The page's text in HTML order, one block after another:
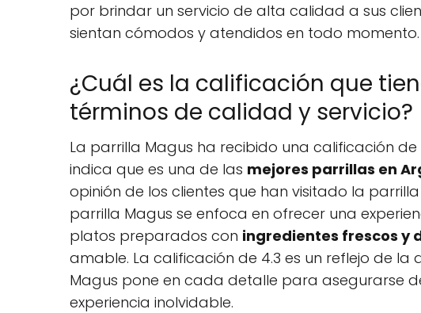
por brindar un servicio de alta calidad a sus
sientan cómodos y atendidos en todo momento.
¿Cuál es la calificación que
términos de calidad y servicio?
La parrilla Magus ha recibido una calificación de
indica que es una de las mejores parrillas en
opinión de los clientes que han visitado la
parrilla Magus se enfoca en ofrecer una
platos preparados con ingredientes frescos y
amable. La calificación de 4.3 es un reflejo de
Magus pone en cada detalle para asegurarse
experiencia inolvidable.